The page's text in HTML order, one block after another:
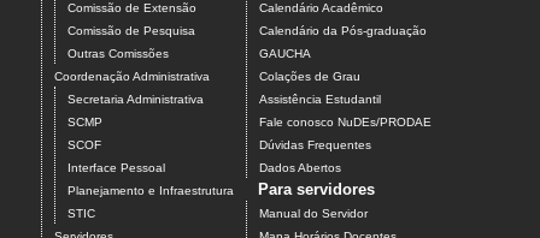
Comissão de Extensão
Comissão de Pesquisa
Outras Comissões
Coordenação Administrativa
Secretaria Administrativa
SCMP
SCOF
Interface Pessoal
Planejamento e Infraestrutura
STIC
Calendário Acadêmico
Calendário da Pós-graduação
GAUCHA
Colações de Grau
Assistência Estudantil
Fale conosco NuDEs/PRODAE
Dúvidas Frequentes
Dados Abertos
Para servidores
Manual do Servidor